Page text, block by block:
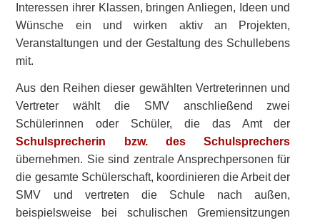
Interessen ihrer Klassen, bringen Anliegen, Ideen und
Wünsche ein und wirken aktiv an Projekten,
Veranstaltungen und der Gestaltung des Schullebens
mit.
Aus den Reihen dieser gewählten Vertreterinnen und
Vertreter wählt die SMV anschließend zwei
Schülerinnen oder Schüler, die das Amt der
Schulsprecherin bzw. des Schulsprechers
übernehmen. Sie sind zentrale Ansprechpersonen für
die gesamte Schülerschaft, koordinieren die Arbeit der
SMV und vertreten die Schule nach außen,
beispielsweise bei schulischen Gremiensitzungen